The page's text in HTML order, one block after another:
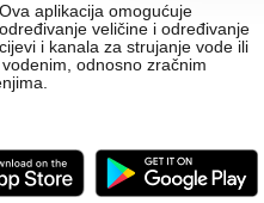
Ova aplikacija omogućuje
određivanje veličine i određivanje
cijevi i kanala za strujanje vode ili
odnosno zračnim